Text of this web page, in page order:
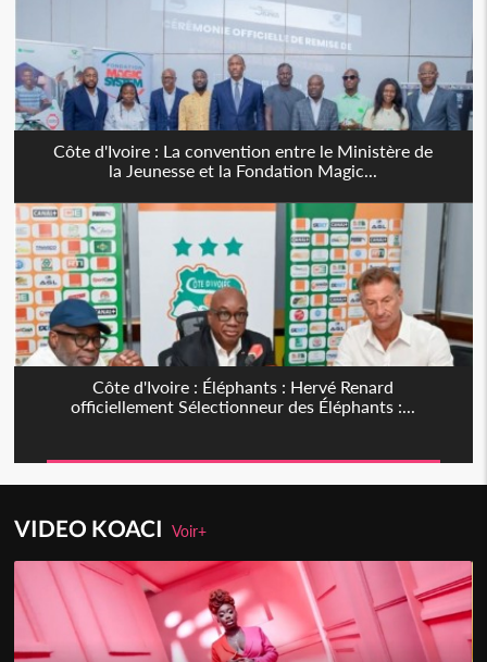
Côte d'Ivoire : La convention entre le Ministère de
la Jeunesse et la Fondation Magic...
Côte d'Ivoire : Éléphants : Hervé Renard
officiellement Sélectionneur des Éléphants :...
VIDEO KOACIVoir+